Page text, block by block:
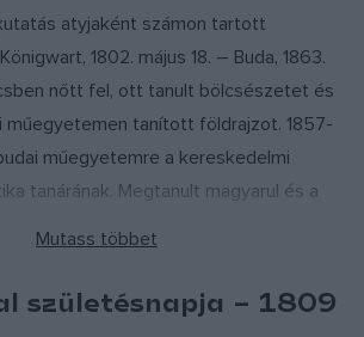
Éveken át irányította az országos
Hivatal (Forrás: Évfordulóink 1997.
lexikon; MEK)
atyjaként számon tartott
1802. május 18. – Buda, 1863.
nőtt fel, ott tanult bölcsészetet és
műegyetemen tanított földrajzot. 1857-
műegyetemre a kereskedelmi
tanárának. Megtanult magyarul és a
ellenére jelentős eredményeket ért el
születésnapja – 1809